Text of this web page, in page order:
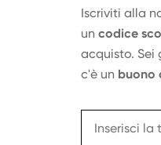
Iscriviti alla
un codice
acquisto. Sei
c'è un buono